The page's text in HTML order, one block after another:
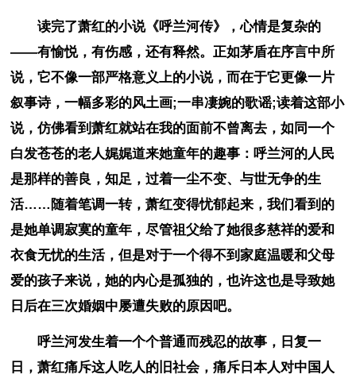
读完了萧红的小说《呼兰河传》，心情是复杂的
——有愉悦，有伤感，还有释然。正如茅盾在序言中所
说，它不像一部严格意义上的小说，而在于它更像一片
叙事诗，一幅多彩的风土画;一串凄婉的歌谣;读着这部小
说，仿佛看到萧红就站在我的面前不曾离去，如同一个
白发苍苍的老人娓娓道来她童年的趣事：呼兰河的人民
是那样的善良，知足，过着一尘不变、与世无争的生
活……随着笔调一转，萧红变得忧郁起来，我们看到的
是她单调寂寞的童年，尽管祖父给了她很多慈祥的爱和
衣食无忧的生活，但是对于一个得不到家庭温暖和父母
爱的孩子来说，她的内心是孤独的，也许这也是导致她
日后在三次婚姻中屡遭失败的原因吧。
呼兰河发生着一个个普通而残忍的故事，日复一
日，萧红痛斥这人吃人的旧社会，痛斥日本人对中国人